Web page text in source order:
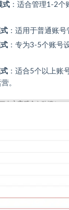
式 ：适合管理1-2个
：适用于普通账号
：专为3-5个账号
：适合5个以上账
。